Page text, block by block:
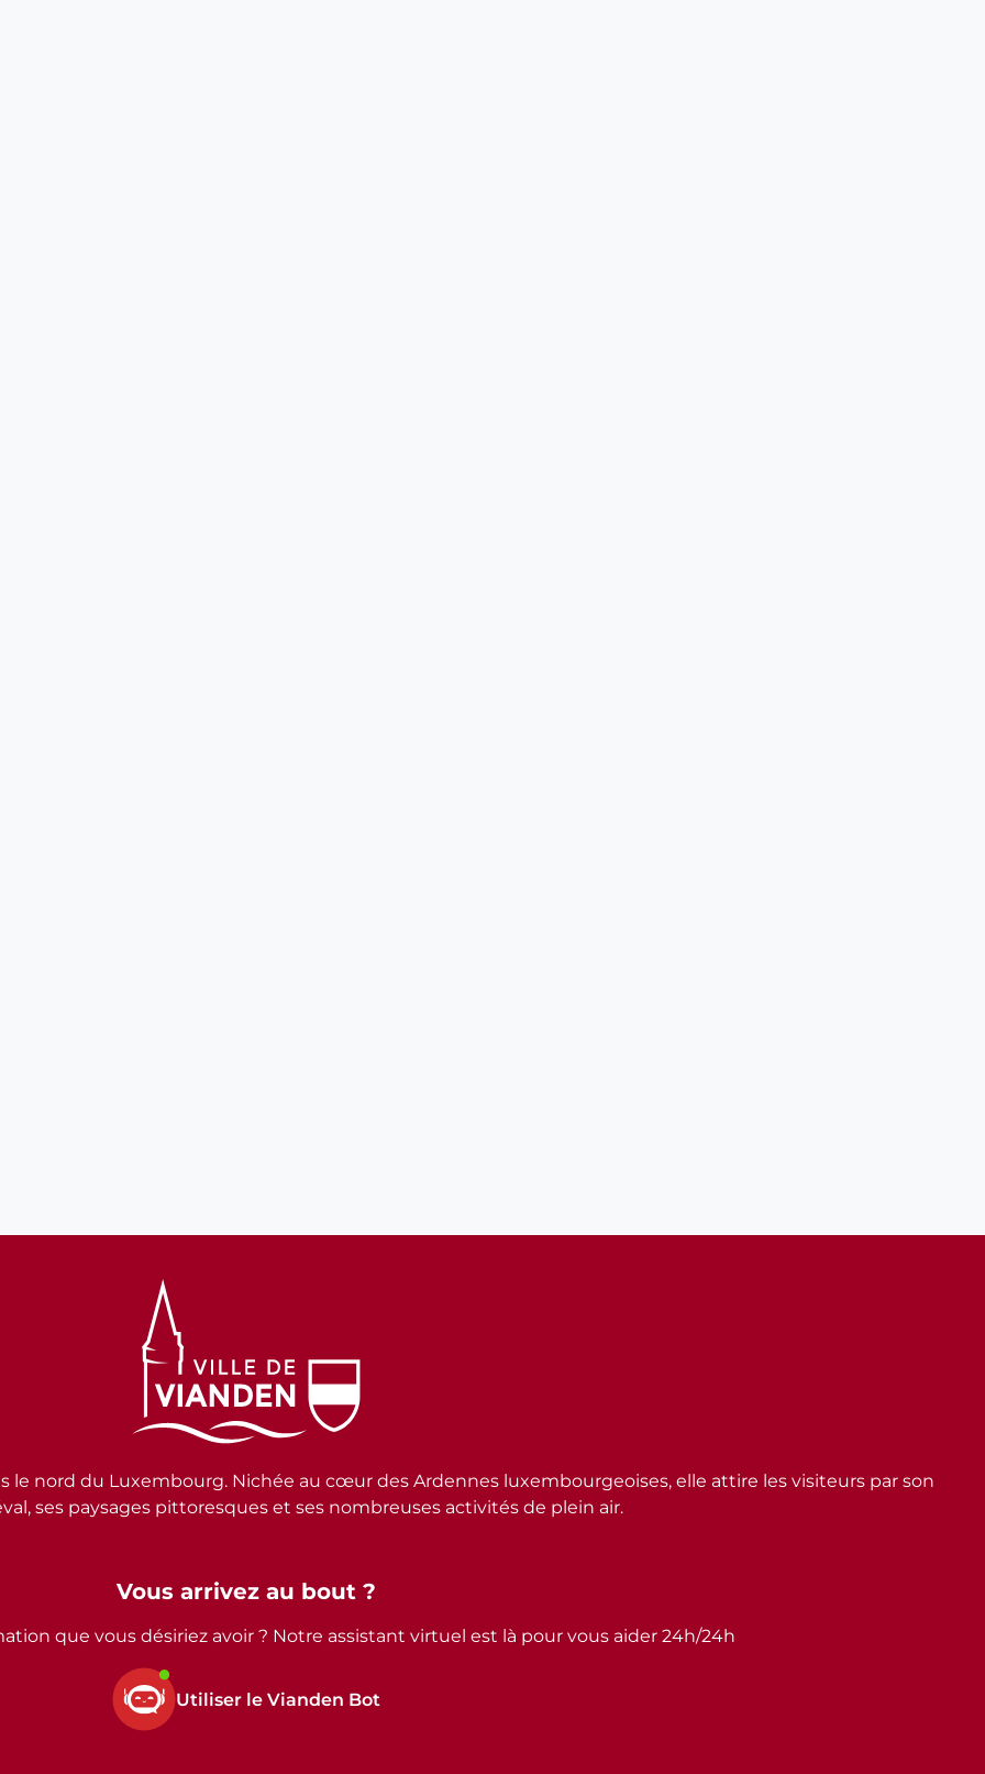
Vous arrivez au bout ?
que vous désiriez avoir ? Notre assistant virtuel est là pour vous aider 24h/24h
Utiliser le Vianden Bot
nord du Luxembourg. Nichée au cœur des Ardennes luxembourgeoises, elle attire les visiteurs par son
ses paysages pittoresques et ses nombreuses activités de plein air.